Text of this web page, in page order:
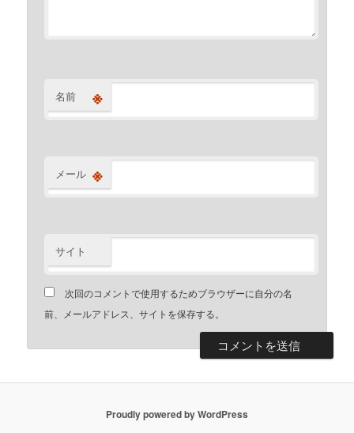
名前 ※
メール ※
サイト
次回のコメントで使用するためブラウザーに自分の名
前、メールアドレス、サイトを保存する。
Proudly powered by WordPress